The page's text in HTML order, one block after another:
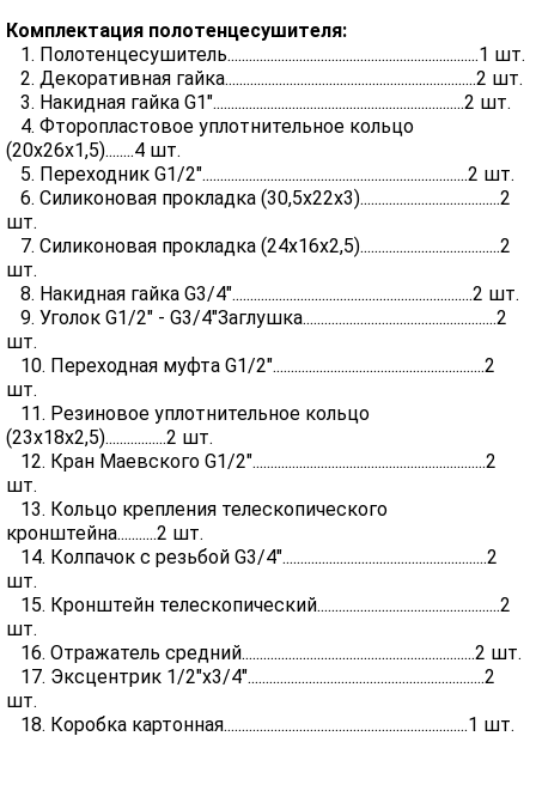
Комплектация полотенцесушителя:
1. Полотенцесушитель......................................................................1 шт.
2. Декоративная гайка......................................................................2 шт.
3. Накидная гайка G1"......................................................................2 шт.
4. Фторопластовое уплотнительное кольцо
(20х26х1,5)........4 шт.
5. Переходник G1/2"..........................................................................2 шт.
6. Силиконовая прокладка (30,5х22х3).......................................2
шт.
7. Силиконовая прокладка (24х16х2,5).......................................2
шт.
8. Накидная гайка G3/4"...................................................................2 шт.
9. Уголок G1/2" - G3/4"Заглушка......................................................2
шт.
10. Переходная муфта G1/2"...........................................................2
шт.
11. Резиновое уплотнительное кольцо
(23х18х2,5).................2 шт.
12. Кран Маевского G1/2".................................................................2
шт.
13. Кольцо крепления телескопического
кронштейна...........2 шт.
14. Колпачок с резьбой G3/4".........................................................2
шт.
15. Кронштейн телескопический...................................................2
шт.
16. Отражатель средний.................................................................2 шт.
17. Эксцентрик 1/2"х3/4"..................................................................2
шт.
18. Коробка картонная....................................................................1 шт.